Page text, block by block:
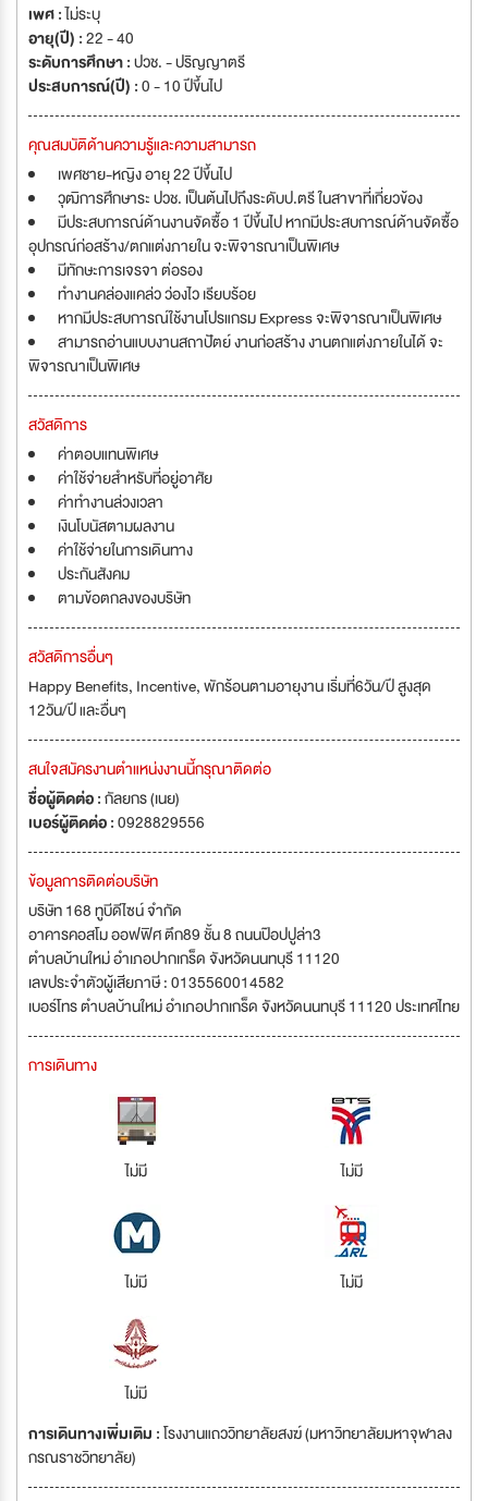
เพศ :ไม่ระบุ
อายุ(ปี) :22 - 40
ระดับการศึกษา :ปวช. - ปริญญาตรี
ประสบการณ์(ปี) :0 - 10 ปีขึ้นไป
คุณสมบัติด้านความรู้และความสามารถ
เพศชาย-หญิง อายุ 22 ปีขึ้นไป
วุฒิการศึกษาระ ปวช. เป็นต้นไปถึงระดับป.ตรี ในสาขาที่เกี่ยวข้อง
มีประสบการณ์ด้านงานจัดซื้อ 1 ปีขึ้นไป หากมีประสบการณ์ด้านจัดซื้อ
อุปกรณ์ก่อสร้าง/ตกแต่งภายใน จะพิจารณาเป็นพิเศษ
มีทักษะการเจรจา ต่อรอง
ทำงานคล่องแคล่ว ว่องไว เรียบร้อย
หากมีประสบการณ์ใช้งานโปรแกรม Express จะพิจารณาเป็นพิเศษ
สามารถอ่านแบบงานสถาปัตย์ งานก่อสร้าง งานตกแต่งภายในได้ จะ
พิจารณาเป็นพิเศษ
สวัสดิการ
ค่าตอบแทนพิเศษ
ค่าใช้จ่ายสำหรับที่อยู่อาศัย
ค่าทำงานล่วงเวลา
เงินโบนัสตามผลงาน
ค่าใช้จ่ายในการเดินทาง
ประกันสังคม
ตามข้อตกลงของบริษัท
สวัสดิการอื่นๆ
Happy Benefits, Incentive, พักร้อนตามอายุงาน เริ่มที่6วัน/ปี สูงสุด
12วัน/ปี และอื่นๆ
สนใจสมัครงานตำแหน่งงานนี้กรุณาติดต่อ
ชื่อผู้ติดต่อ :กัลยกร (เนย)
เบอร์ผู้ติดต่อ :0928829556
ข้อมูลการติดต่อบริษัท
บริษัท 168 ทูบีดีไซน์ จำกัด
อาคารคอสโม ออฟฟิศ ตึก89 ชั้น 8 ถนนป๊อปปูล่า3
ตำบลบ้านใหม่ อำเภอปากเกร็ด จังหวัดนนทบุรี 11120
เลขประจำตัวผู้เสียภาษี : 0135560014582
เบอร์โทร ตำบลบ้านใหม่ อำเภอปากเกร็ด จังหวัดนนทบุรี 11120 ประเทศไทย
การเดินทาง
ไม่มี ไม่มี
ไม่มี ไม่มี
ไม่มี
การเดินทางเพิ่มเติม :โรงงานแถววิทยาลัยสงฆ์ (มหาวิทยาลัยมหาจุฬาลง
กรณราชวิทยาลัย)